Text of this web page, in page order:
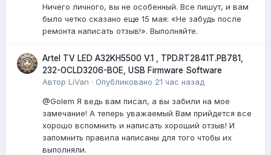
Ничего личного, вы не особенный. Все пишут, и вам
было четко сказано еще 15 мая: «Не забудь после
ремонта написать отзыв!». Выполняйте.
Artel TV LED A32KH5500 V.1 , TPD.RT2841T.PB781,
232-OCLD3206-BOE, USB Firmware Software
Автор LiVan · Опубликовано 21 час назад
@Golem Я ведь вам писал, а вы забили на мое
замечание! А теперь уважаемый Вам прийдется все
хорошо вспомнить и написать хороший отзыв! И
запомнить правила написаны для того чтобы их
выполняли.